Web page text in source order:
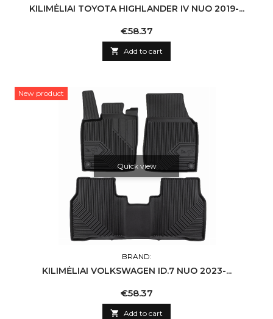
KILIMĖLIAI TOYOTA HIGHLANDER IV NUO 2019-...
Price
€58.37
 Add to cart
New product
Quick view
BRAND:
KILIMĖLIAI VOLKSWAGEN ID.7 NUO 2023-...
Price
€58.37
 Add to cart